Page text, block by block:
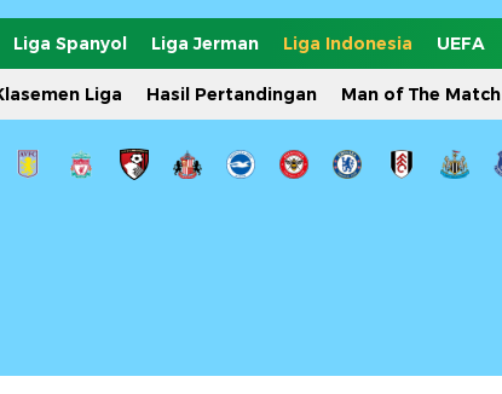
Liga Spanyol Liga Jerman Liga Indonesia UEFA
Liga Hasil Pertandingan Man of The Match